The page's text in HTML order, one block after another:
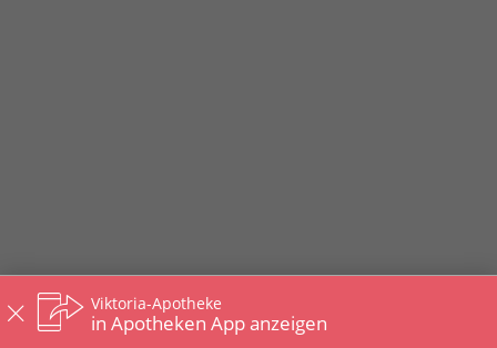
Viktoria-Apotheke
in Apotheken App anzeigen